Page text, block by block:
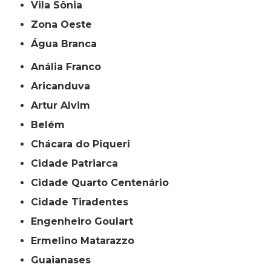
Vila Sônia
Zona Oeste
Água Branca
Anália Franco
Aricanduva
Artur Alvim
Belém
Chácara do Piqueri
Cidade Patriarca
Cidade Quarto Centenário
Cidade Tiradentes
Engenheiro Goulart
Ermelino Matarazzo
Guaianases